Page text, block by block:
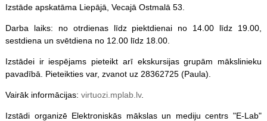
Izstāde apskatāma Liepājā, Vecajā Ostmalā 53.
Darba laiks: no otrdienas līdz piektdienai no 14.00 līdz 19.00,
sestdiena un svētdiena no 12.00 līdz 18.00.
Izstādei ir iespējams pieteikt arī ekskursijas grupām mākslinieku
pavadībā. Pieteikties var, zvanot uz 28362725 (Paula).
Vairāk informācijas: virtuozi.mplab.lv.
Izstādi organizē Elektroniskās mākslas un mediju centrs "E-Lab"